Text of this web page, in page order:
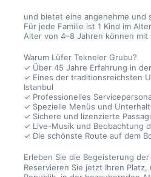
und bietet eine angenehme und
Für jede Familie ist 1 Kind im
Alter von 4–8 Jahren können
Warum Lüfer Tekneler Grubu?
✓ Über 45 Jahre Erfahrung in
✓ Eines der traditionsreichsten
Istanbul
✓ Professionelles
✓ Spezielle Menüs und
✓ Sichere und lizenzierte
✓ Live-Musik und Beobachtung
✓ Die schönste Route auf dem
Erleben Sie die Begeisterung
Reservieren Sie jetzt Ihren